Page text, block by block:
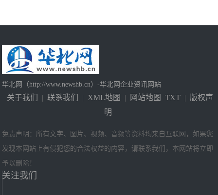
华北网（http://www.newshb.cn）-华北网企业资讯网站
关于我们 | 联系我们 | XML地图 | 网站地图 TXT | 版权声
明
免责声明：所有文字、图片、视频、音频等资料均来自互联网，如果您
发现本网站上有侵犯您的合法权益的内容，请联系我们，本网站将立即
予以删除！
关注我们